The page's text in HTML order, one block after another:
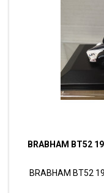
BRABHAM BT52
BRABHAM BT52